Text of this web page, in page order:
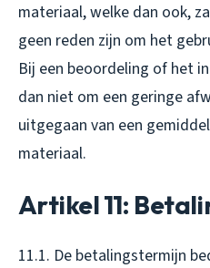
materiaal, welke dan ook,
geen reden zijn om het
Bij een beoordeling of het
dan niet om een geringe
uitgegaan van een
materiaal.
Artikel 11:
11.1. De betalingstermijn